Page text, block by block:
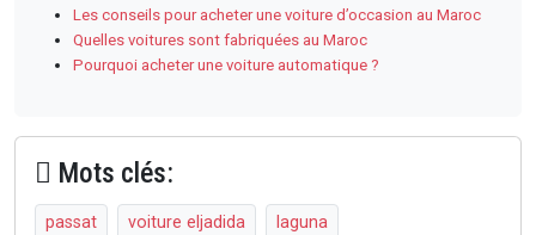
Les conseils pour acheter une voiture d’occasion au Maroc
Quelles voitures sont fabriquées au Maroc
Pourquoi acheter une voiture automatique ?
Mots clés:
passat voiture eljadida laguna